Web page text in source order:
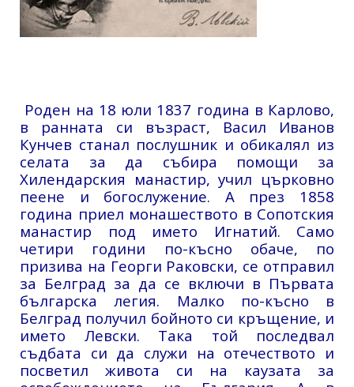
Роден на 18 юли 1837 година в Карлово,
в ранната си възраст, Васил Иванов
Кунчев станал послушник и обикалял из
селата за да събира помощи за
Хилендарския манастир, учил църковно
пеене и богослужение. А през 1858
година приел монашеството в Сопотския
манастир под името Игнатий. Само
четири години по-късно обаче, по
призива на Георги Раковски, се отправил
за Белград за да се включи в Първата
българска легия. Малко по-късно в
Белград получил бойното си кръщение, и
името Левски. Така той последвал
съдбата си да служи на отечеството и
посветил живота си на каузата за